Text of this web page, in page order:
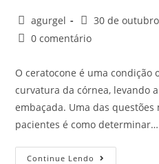
agurgel 30 de
0 comentário
O ceratocone é uma condição
curvatura da córnea, levando
embaçada. Uma das
pacientes é como determinar…
Continue Lendo